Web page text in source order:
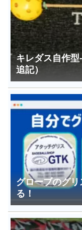
キレダス自作
追記）
グローブのグ
る！